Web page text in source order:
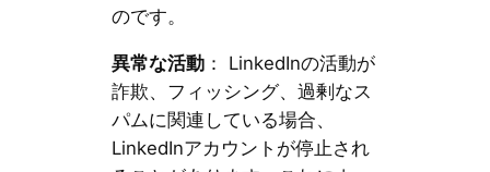
のです。
異常な活動： LinkedInの活動が
詐欺、フィッシング、過剰なス
パムに関連している場合、
LinkedInアカウントが停止され